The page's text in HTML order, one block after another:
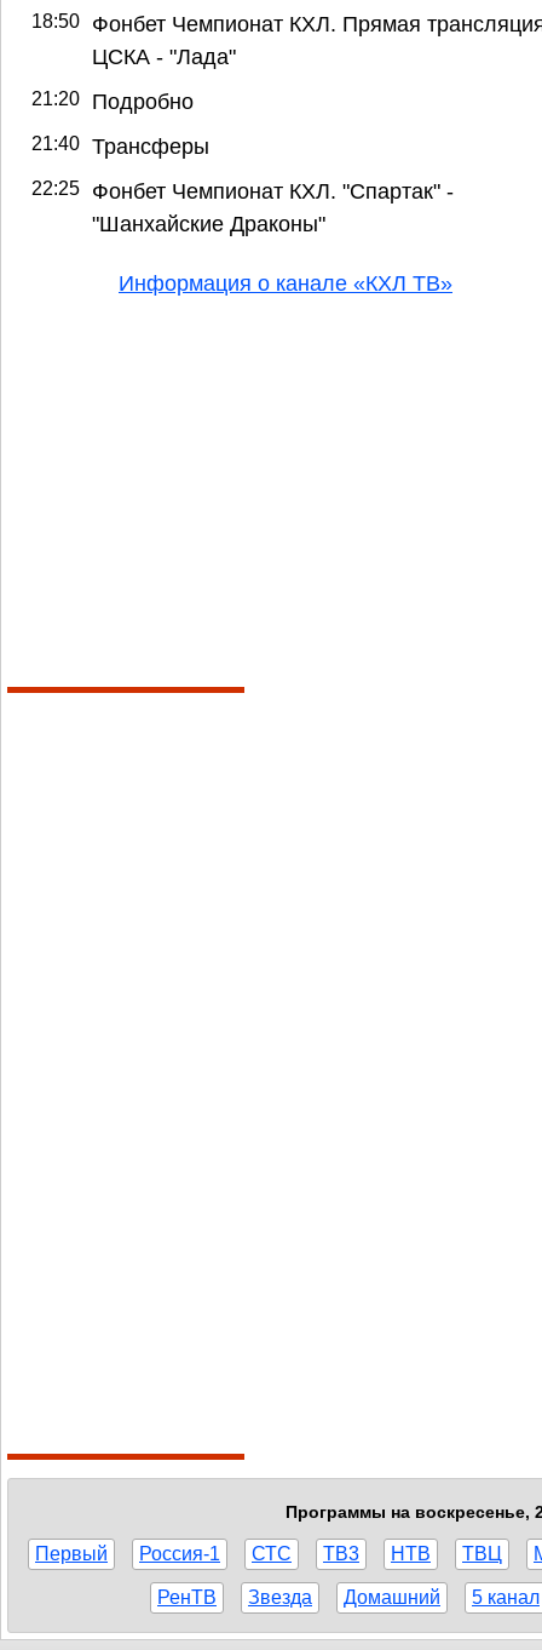
18:50
Фонбет Чемпионат КХЛ. Прямая
ЦСКА - "Лада"
21:20 Подробно
21:40 Трансферы
22:25
Фонбет Чемпионат КХЛ. "Спартак" -
"Шанхайские Драконы"
Информация о канале «КХЛ ТВ»
Программы на воскресенье,
Первый Россия-1 СТС ТВ3 НТВ ТВЦ
РенТВ Звезда Домашний 5 канал